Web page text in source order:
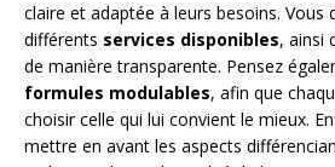
claire et adaptée à leurs besoins. Vous
différents services disponibles, ainsi
de manière transparente. Pensez
formules modulables, afin que
choisir celle qui lui convient le mieux.
mettre en avant les aspects